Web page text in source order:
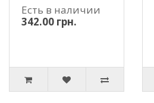
Есть в наличии
342.00 грн.